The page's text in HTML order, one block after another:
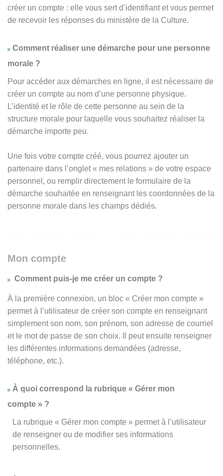
créer un compte : elle vous sert d’identifiant et vous permet
de recevoir les réponses du ministère de la Culture.
Comment réaliser une démarche pour une personne
morale ?
Pour accéder aux démarches en ligne, il est nécessaire de
créer un compte au nom d’une personne physique.
L’identité et le rôle de cette personne au sein de la
structure morale pour laquelle vous souhaitez réaliser la
démarche importe peu.
Une fois votre compte créé, vous pourrez ajouter un
partenaire dans l’onglet « mes relations » de votre espace
personnel, ou remplir directement le formulaire de la
démarche souhaitée en renseignant les coordonnées de la
personne morale dans les champs dédiés.
Mon compte
Comment puis-je me créer un compte ?
À la première connexion, un bloc « Créer mon compte »
permet à l’utilisateur de créer son compte en renseignant
simplement son nom, son prénom, son adresse de courriel
et le mot de passe de son choix. Il peut ensuite renseigner
les différentes informations demandées (adresse,
téléphone, etc.).
À quoi correspond la rubrique « Gérer mon
compte » ?
La rubrique « Gérer mon compte » permet à l’utilisateur
de renseigner ou de modifier ses informations
personnelles.